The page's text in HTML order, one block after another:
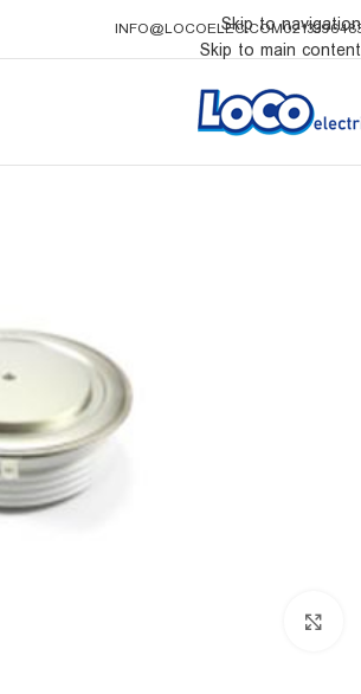
Skip to navigation
Skip to main content
INFO@LOCOELEC.COM